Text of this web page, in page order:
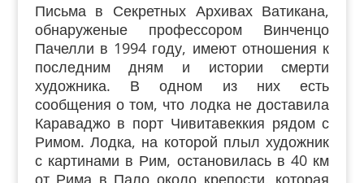
Письма в Секретных Архивах Ватикана,
обнаруженые профессором Винченцо
Пачелли в 1994 году, имеют отношения к
последним дням и истории смерти
художника. В одном из них есть
сообщения о том, что лодка не доставила
Караваджо в порт Чивитавеккия рядом с
Римом. Лодка, на которой плыл художник
с картинами в Рим, остановилась в 40 км
от Рима в Пало около крепости, которая